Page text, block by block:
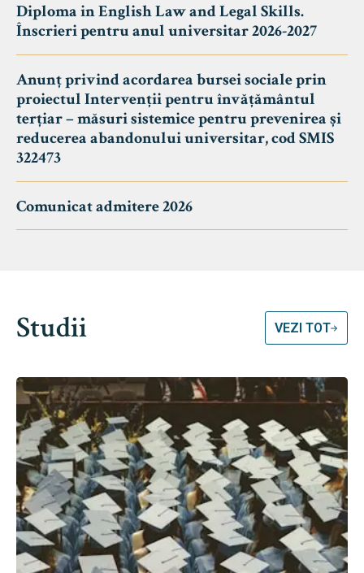
Diploma in English Law and Legal Skills.
Înscrieri pentru anul universitar 2026-2027
Anunț privind acordarea bursei sociale prin
proiectul Intervenții pentru învățământul
terțiar – măsuri sistemice pentru prevenirea și
reducerea abandonului universitar, cod SMIS
322473
Comunicat admitere 2026
Studii VEZI TOT